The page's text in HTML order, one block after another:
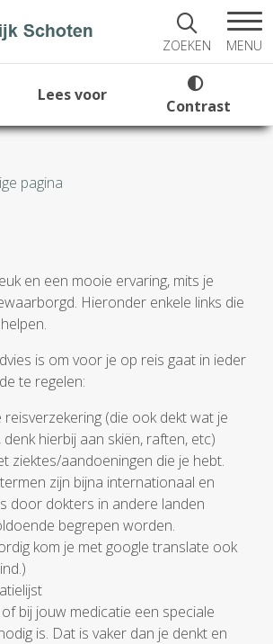
ZOEKEN MENU
Lees voor
Contrast
pagina
en een mooie ervaring, mits je
Hieronder enkele links die
is om voor je op reis gaat in ieder
te regelen:
reisverzekering (die ook dekt wat je
hierbij aan skiën, raften, etc)
ziektes/aandoeningen die je hebt.
zijn bijna internationaal en
door dokters in andere landen
begrepen worden.
kom je met google translate ook
bij jouw medicatie een speciale
is. Dat is vaker dan je denkt en